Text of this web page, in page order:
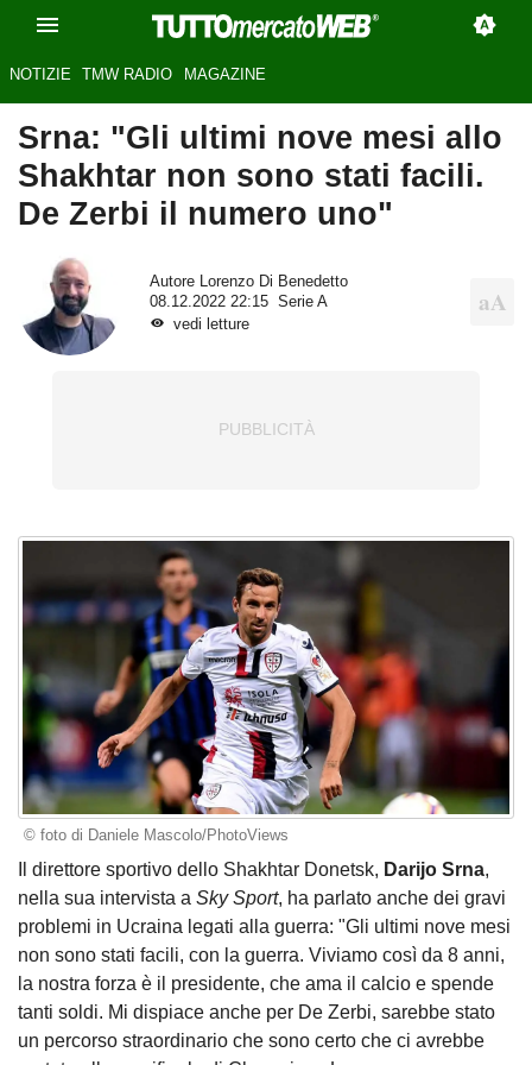
NOTIZIE TMW RADIO MAGAZINE
Srna: "Gli ultimi nove mesi allo
Shakhtar non sono stati facili.
De Zerbi il numero uno"
Autore Lorenzo Di Benedetto
08.12.2022 22:15
Serie A
vedi letture
© foto di Daniele Mascolo/PhotoViews
Il direttore sportivo dello Shakhtar Donetsk, Darijo Srna,
nella sua intervista a Sky Sport, ha parlato anche dei gravi
problemi in Ucraina legati alla guerra: "Gli ultimi nove mesi
non sono stati facili, con la guerra. Viviamo così da 8 anni,
la nostra forza è il presidente, che ama il calcio e spende
tanti soldi. Mi dispiace anche per De Zerbi, sarebbe stato
un percorso straordinario che sono certo che ci avrebbe